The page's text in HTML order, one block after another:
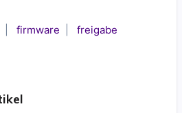
firmware
freigabe